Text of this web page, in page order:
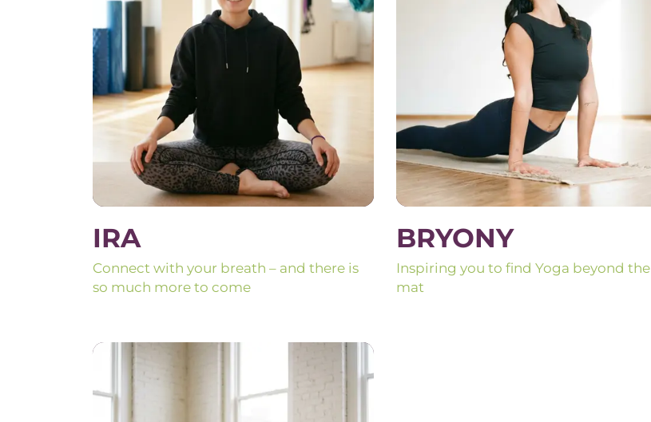
IRA
Connect with your breath – and there is
so much more to come
BRYONY
Inspiring you to find Yoga beyond the
mat